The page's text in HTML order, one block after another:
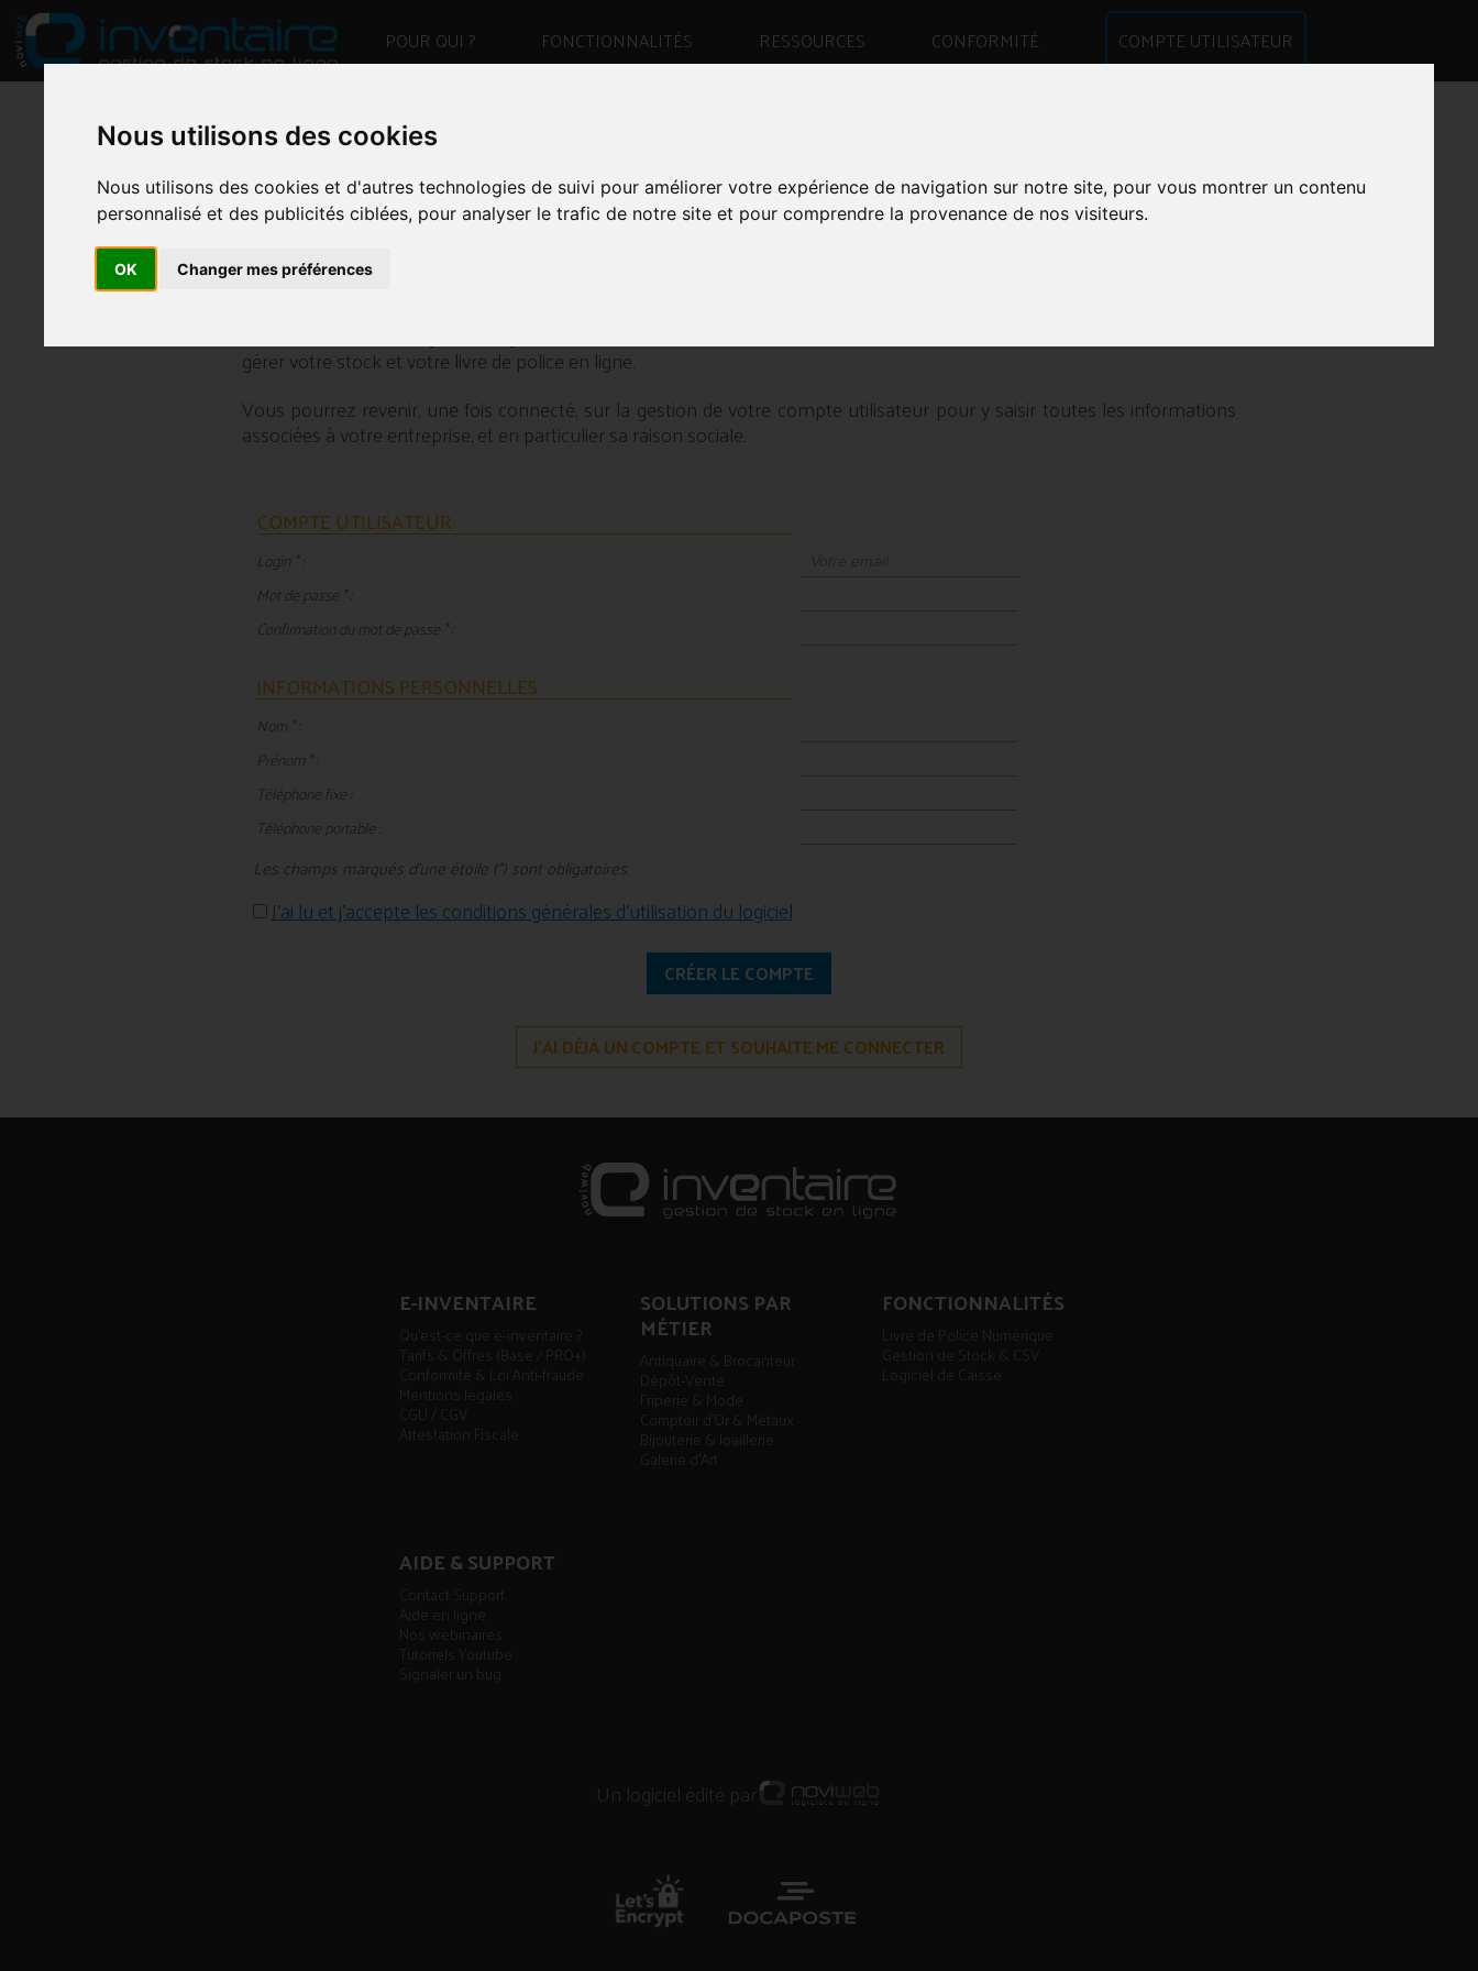
Nous utilisons des cookies
Nous utilisons des cookies et d'autres technologies de suivi pour améliorer votre expérience de navigation sur notre site, pour vous montrer un contenu
personnalisé et des publicités ciblées, pour analyser le trafic de notre site et pour comprendre la provenance de nos visiteurs.
OK Changer mes préférences
POUR QUI ? FONCTIONNALITÉS RESSOURCES CONFORMITÉ COMPTE UTILISATEUR
CRÉEZ VOTRE COMPTE GRATUIT E-INVENTAIRE ET GÉREZ
IMMÉDIATEMENT VOTRE STOCK ET VOTRE LIVRE DE POLICE
VOUS SOUHAITEZ CRÉER UN COMPTE
gérer votre stock et votre livre de police en ligne.
Vous pourrez revenir, une fois connecté, sur la gestion de votre compte utilisateur pour y saisir toutes les informations
associées à votre entreprise, et en particulier sa raison sociale.
COMPTE UTILISATEUR
Login * :
Mot de passe * :
Confirmation du mot de passe * :
INFORMATIONS PERSONNELLES
Nom * :
Prénom * :
Téléphone fixe :
Téléphone portable :
Les champs marqués d'une étoile (*) sont obligatoires.
J'ai lu et j'accepte les conditions générales d'utilisation du logiciel
CRÉER LE COMPTE
J'AI DÉJÀ UN COMPTE ET SOUHAITE ME CONNECTER
E-INVENTAIRE
Qu'est-ce que e-inventaire ?
Tarifs & Offres (Base / PRO+)
Conformité & Loi Anti-fraude
Mentions légales
Attestation Fiscale
SOLUTIONS PAR
MÉTIER
Antiquaire & Brocanteur
Dépôt-Vente
Comptoir d'Or & Métaux
Bijouterie & Joaillerie
Galerie d'Art
FONCTIONNALITÉS
Livre de Police Numérique
Gestion de Stock & CSV
AIDE & SUPPORT
Contact Support
Nos webinaires
Tutoriels Youtube
Un logiciel édité par